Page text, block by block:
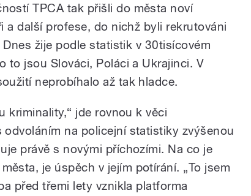
TPCA tak přišli do města noví
a další profese, do nichž byli rekrutováni
žije podle statistik v 30tisícovém
to jsou Slováci, Poláci a Ukrajinci. V
neprobíhalo až tak hladce.
kriminality,“ jde rovnou k věci
odvoláním na policejní statistiky zvýšenou
právě s novými příchozími. Na co je
je úspěch v jejím potírání. „To jsem
před třemi lety vznikla platforma